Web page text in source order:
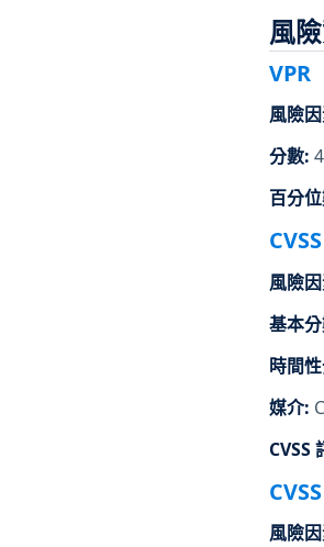
風
VPR
風險
分數:
百分
風險
基本
時間
媒介:
CVSS
風險